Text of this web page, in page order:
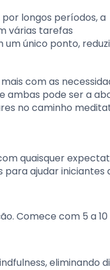
longos períodos, a
várias tarefas
único ponto,
com as
ambas pode ser a
no caminho
quaisquer
para ajudar iniciantes
Comece com 5 a
eliminando